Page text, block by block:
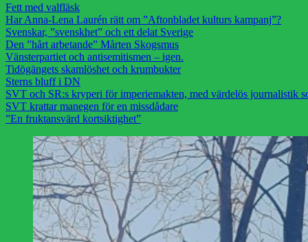
Fett med valfläsk
Har Anna-Lena Laurén rätt om ”Aftonbladet kulturs kampanj”?
Svenskar, ”svenskhet” och ett delat Sverige
Den ”hårt arbetande” Mårten Skogsmus
Vänsterpartiet och antisemitismen – igen.
Tidögängets skamlöshet och krumbukter
Sterns bluff i DN
SVT och SR:s kryperi för imperiemakten, med värdelös journalistik
SVT krattar manegen för en missdådare
”En fruktansvärd kortsiktighet”